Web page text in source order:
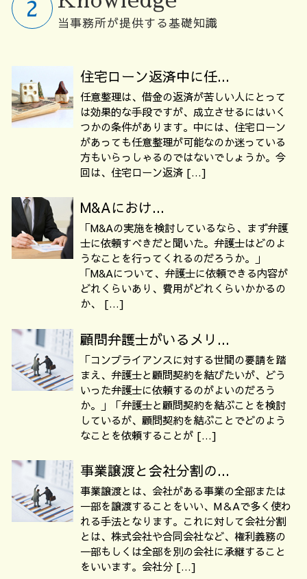
当事務所が提供する基礎知識
住宅ローン返済中に任...
任意整理は、借金の返済が苦しい人にとって
は効果的な手段ですが、成立させるにはいく
つかの条件があります。中には、住宅ローン
があっても任意整理が可能なのか迷っている
方もいらっしゃるのではないでしょうか。今
回は、住宅ローン返済 […]
M&Aにおけ...
「M&Aの実施を検討しているなら、まず弁護
士に依頼すべきだと聞いた。弁護士はどのよ
うなことを行ってくれるのだろうか。」
「M&Aについて、弁護士に依頼できる内容が
どれくらいあり、費用がどれくらいかかるの
か、 […]
顧問弁護士がいるメリ...
「コンプライアンスに対する世間の要請を踏
まえ、弁護士と顧問契約を結びたいが、どう
いった弁護士に依頼するのがよいのだろう
か。」「弁護士と顧問契約を結ぶことを検討
しているが、顧問契約を結ぶことでどのよう
なことを依頼することが […]
事業譲渡と会社分割の...
事業譲渡とは、会社がある事業の全部または
一部を譲渡することをいい、M＆Aで多く使わ
れる手法となります。これに対して会社分割
とは、株式会社や合同会社など、権利義務の
一部もしくは全部を別の会社に承継すること
をいいます。会社分 […]